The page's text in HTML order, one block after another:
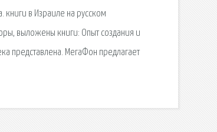
книги в Израиле на русском
выложены книги: Опыт создания и
представлена. МегаФон предлагает